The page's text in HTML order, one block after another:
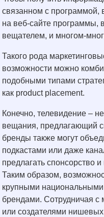
связанном с
на веб-сайте программы,
вещателем, и многом-
Такого рода
возможности можно
подобными типами
как product placement.
Конечно, телевидение –
вещания, предлагающий
бренды также могут
подкастами или даже
предлагать спонсорство и
Таким образом,
крупными
брендами. Сотрудничая
или создателями